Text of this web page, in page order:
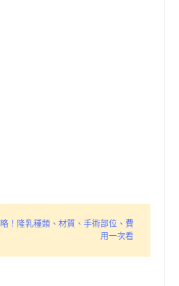
！隆乳種類、材質、手術部位、費
用一次看